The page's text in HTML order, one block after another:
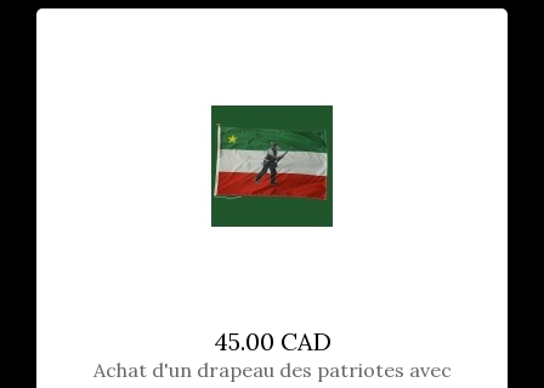
45.00 CAD
Achat d'un drapeau des patriotes avec